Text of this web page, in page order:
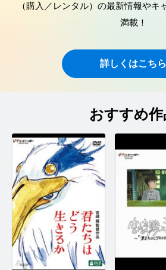
（購入／レンタル）の最新情報やキ
満載！
詳しくはこちら
おすすめ作